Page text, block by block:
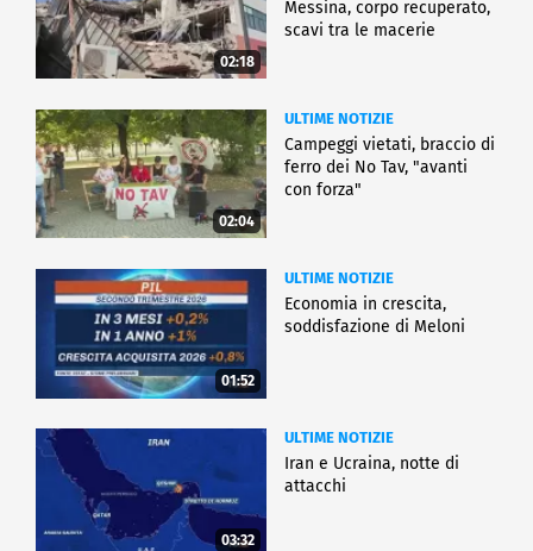
02:18
Messina, corpo recuperato,
scavi tra le macerie
02:04
ULTIME NOTIZIE
Campeggi vietati, braccio di
ferro dei No Tav, "avanti
con forza"
01:52
ULTIME NOTIZIE
Economia in crescita,
soddisfazione di Meloni
03:32
ULTIME NOTIZIE
Iran e Ucraina, notte di
attacchi